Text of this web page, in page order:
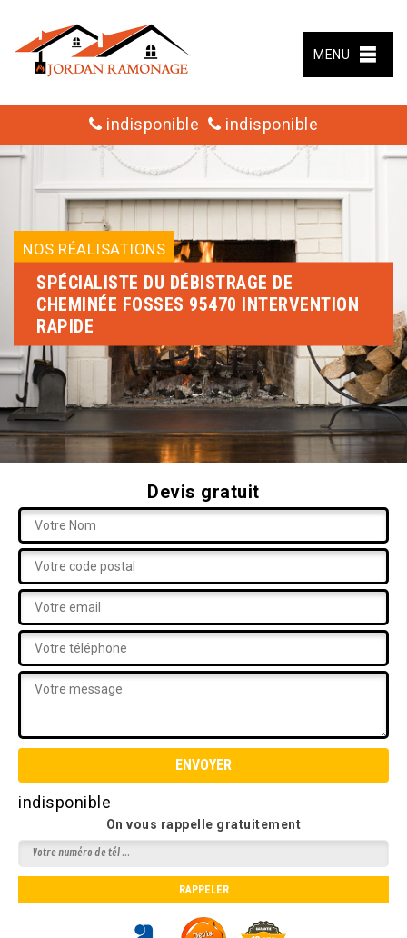
MENU
indisponible indisponible
NOS RÉALISATIONS
SPÉCIALISTE DU DÉBISTRAGE DE
CHEMINÉE FOSSES 95470 INTERVENTION
RAPIDE
Devis gratuit
indisponible
On vous rappelle gratuitement